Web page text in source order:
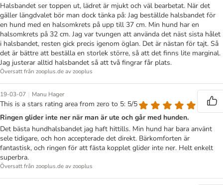
Halsbandet ser toppen ut, lädret är mjukt och väl bearbetat. När det
gäller längdvalet bör man dock tänka på: Jag beställde halsbandet för
en hund med en halsomkrets på upp till 37 cm. Min hund har en
halsomkrets på 32 cm. Jag var tvungen att använda det näst sista hålet
i halsbandet, resten gick precis igenom öglan. Det är nästan för tajt. Så
det är bättre att beställa en storlek större, så att det finns lite marginal.
Jag justerar alltid halsbandet så att två fingrar får plats.
Översatt från zooplus.de av zooplus
19-03-07 | Manu Hager
This is a stars rating area from zero to 5: 5/5
Ringen glider inte ner när man är ute och går med hunden.
Det bästa hundhalsbandet jag haft hittills. Min hund har bara använt
sele tidigare, och hon accepterade det direkt. Bärkomforten är
fantastisk, och ringen för att fästa kopplet glider inte ner. Helt enkelt
superbra.
Översatt från zooplus.de av zooplus